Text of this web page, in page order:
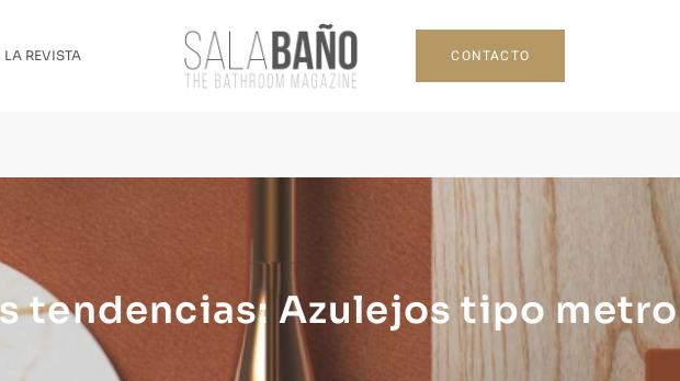
LA REVISTA CONTACTO
tendencias: Azulejos tipo metro